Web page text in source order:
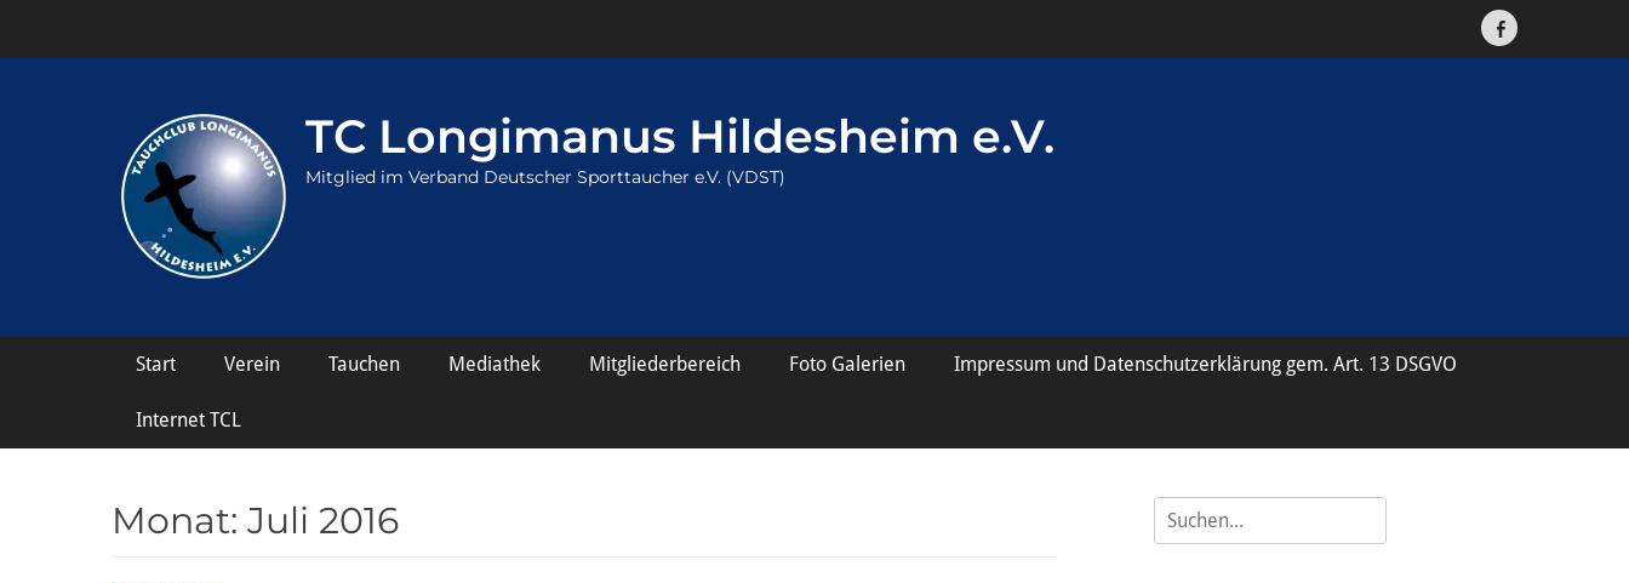
Facebook
TC Longimanus Hildesheim e.V.
Mitglied im Verband Deutscher Sporttaucher e.V. (VDST)
Hauptmenü
Weiter
Inhalt
Start Verein Tauchen Mediathek Mitgliederbereich Foto Galerien Impressum und Datenschutzerklärung gem. Art. 13 DSGVO
Internet TCL
Monat: Juli 2016
Suche
nach: